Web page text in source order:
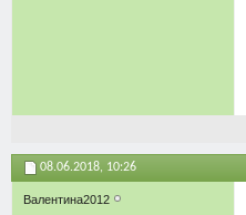
08.06.2018, 10:26
Валентина2012